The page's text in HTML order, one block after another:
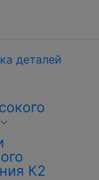
деталей
К2